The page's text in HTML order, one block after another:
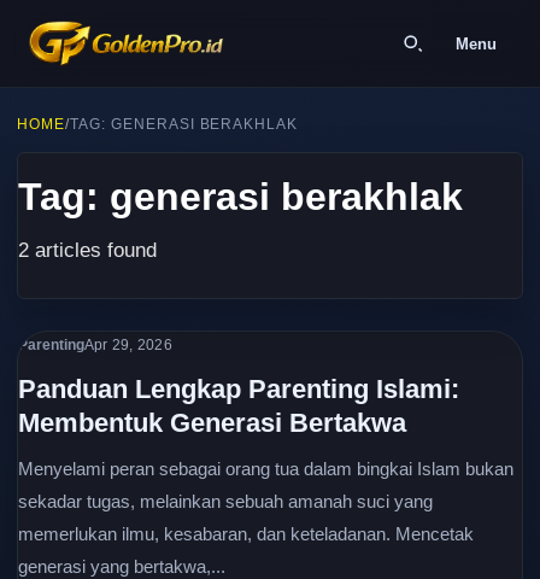
Menu
HOME/TAG: GENERASI BERAKHLAK
Tag: generasi berakhlak
2 articles found
ParentingApr 29, 2026
Panduan Lengkap Parenting Islami:
Membentuk Generasi Bertakwa
Menyelami peran sebagai orang tua dalam bingkai Islam bukan
sekadar tugas, melainkan sebuah amanah suci yang
memerlukan ilmu, kesabaran, dan keteladanan. Mencetak
generasi yang bertakwa,...